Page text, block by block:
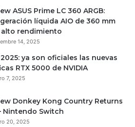
ASUS Prime LC 360 ARGB:
líquida AIO de 360 mm
rendimiento
14, 2025
2025: ya son oficiales las nuevas
RTX 5000 de NVIDIA
7, 2025
Donkey Kong Country Returns
Nintendo Switch
20, 2025